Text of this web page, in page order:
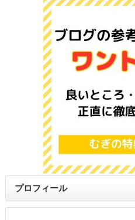
プロフィール